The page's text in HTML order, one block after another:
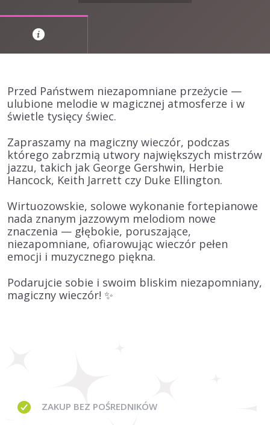
Przed Państwem niezapomniane przeżycie —
ulubione melodie w magicznej atmosferze i w
świetle tysięcy świec.
Zapraszamy na magiczny wieczór, podczas
którego zabrzmią utwory największych mistrzów
jazzu, takich jak George Gershwin, Herbie
Hancock, Keith Jarrett czy Duke Ellington.
Wirtuozowskie, solowe wykonanie fortepianowe
nada znanym jazzowym melodiom nowe
znaczenia — głębokie, poruszające,
niezapomniane, ofiarowując wieczór pełen
emocji i muzycznego piękna.
Podarujcie sobie i swoim bliskim niezapomniany,
magiczny wieczór! ✨
ZAKUP BEZ POŚREDNIKÓW